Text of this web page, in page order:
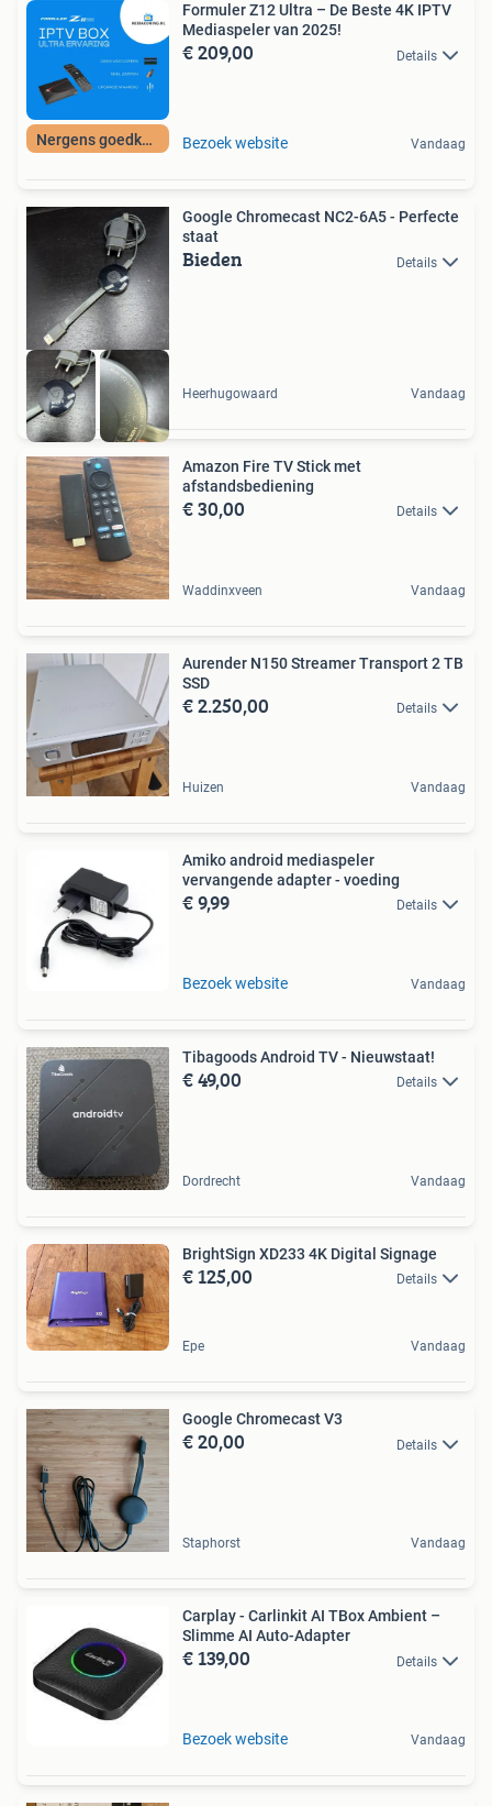
Nergens goedkoper
Formuler Z12 Ultra – De Beste 4K IPTV
Mediaspeler van 2025!
€ 209,00 Details
Bezoek website Vandaag
Google Chromecast NC2-6A5 - Perfecte
staat
Bieden Details
Heerhugowaard Vandaag
Amazon Fire TV Stick met
afstandsbediening
€ 30,00 Details
Waddinxveen Vandaag
Aurender N150 Streamer Transport 2 TB
SSD
€ 2.250,00 Details
Huizen Vandaag
Amiko android mediaspeler
vervangende adapter - voeding
€ 9,99 Details
Bezoek website Vandaag
Tibagoods Android TV - Nieuwstaat!
€ 49,00 Details
Dordrecht Vandaag
BrightSign XD233 4K Digital Signage
€ 125,00 Details
Epe Vandaag
Google Chromecast V3
€ 20,00 Details
Staphorst Vandaag
Carplay - Carlinkit AI TBox Ambient –
Slimme AI Auto-Adapter
€ 139,00 Details
Bezoek website Vandaag